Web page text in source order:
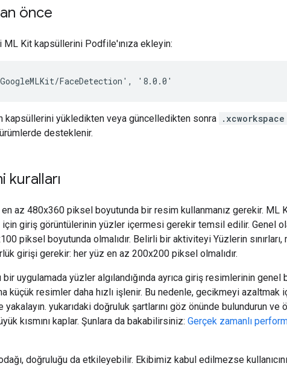
önce
ML Kit kapsüllerini Podfile'ınıza ekleyin:
kapsüllerini yükledikten veya güncelledikten sonra .xcworkspace
desteklenir.
kuralları
en az 480x360 piksel boyutunda bir resim kullanmanız gerekir. ML
için giriş görüntülerinin yüzler içermesi gerekir temsil edilir. Genel
piksel boyutunda olmalıdır. Belirli bir aktiviteyi Yüzlerin
girişi gerekir: her yüz en az 200x200 piksel olmalıdır.
bir uygulamada yüzler algılandığında ayrıca giriş resimlerinin genel
küçük resimler daha hızlı işlenir. Bu nedenle, gecikmeyi azaltmak
yukarıdaki doğruluk şartlarını göz önünde bulundurun
kısmını kaplar. Şunlara da bakabilirsiniz: Gerçek zamanlı
doğruluğu da etkileyebilir. Ekibimiz kabul edilmezse